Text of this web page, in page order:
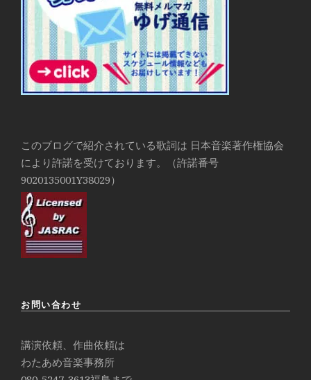
このブログで紹介されている歌詞は 日本音楽著作権協会
により許諾を受けております。（許諾番号
9020135001Y38029）
お問い合わせ
講演依頼、作曲依頼は
わたあめ音楽事務所